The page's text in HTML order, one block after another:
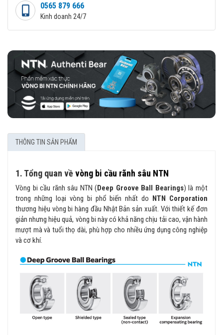
0565 879 666
Kinh doanh 24/7
THÔNG TIN SẢN PHẨM
1. Tổng quan về vòng bi cầu rãnh sâu NTN
Vòng bi cầu rãnh sâu NTN (Deep Groove Ball Bearings) là một
trong những loại vòng bi phổ biến nhất do NTN Corporation
thương hiệu vòng bi hàng đầu Nhật Bản sản xuất. Với thiết kế đơn
giản nhưng hiệu quả, vòng bi này có khả năng chịu tải cao, vận hành
mượt mà và tuổi thọ dài, phù hợp cho nhiều ứng dụng công nghiệp
và cơ khí.